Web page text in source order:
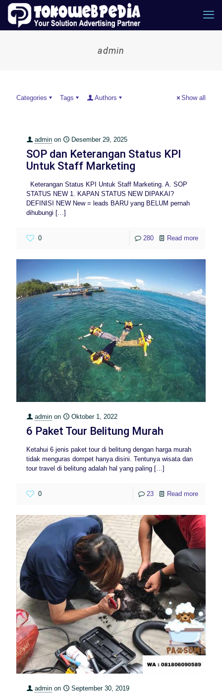
admin
Categories Tags Authors Show all
admin on Desember 29, 2025
SOP dan Keterangan Status KPI
Untuk Staff Marketing
Keterangan Status KPI Untuk Staff Marketing. A. SOP
STATUS NEW 1. KAPAN STATUS NEW DIPAKAI?
DEFINISI NEW New = leads BARU yang BELUM pernah
dihubungi […]
0 280 Read more
admin on Oktober 1, 2022
6 Paket Tour Belitung Murah
Ketahui 6 jenis paket tour di belitung dengan harga murah
tidak menguras dompet hanya disini. Tentunya wisata dan
tour travel di belitung adalah hal yang paling […]
0 23 Read more
admin on September 30, 2019